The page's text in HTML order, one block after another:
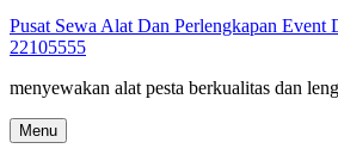
Pusat Sewa Alat Dan Perlengkapan Event
22105555
menyewakan alat pesta berkualitas dan
Menu